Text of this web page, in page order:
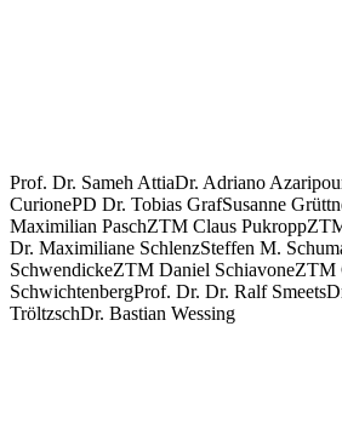
Prof. Dr. Sameh AttiaDr. Adriano
CurionePD Dr. Tobias GrafSusanne
Maximilian PaschZTM Claus Pukropp
Dr. Maximiliane SchlenzSteffen M.
SchwendickeZTM Daniel SchiavoneZTM
SchwichtenbergProf. Dr. Dr. Ralf Smeets
TröltzschDr. Bastian Wessing